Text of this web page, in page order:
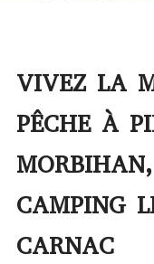
VIVEZ LA
PÊCHE À
CAMPING
CARNAC